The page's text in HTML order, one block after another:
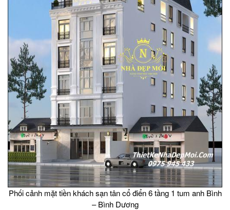
Phối cảnh mặt tiền khách sạn tân cổ điển 6 tầng 1 tum anh Bình
– Bình Dương